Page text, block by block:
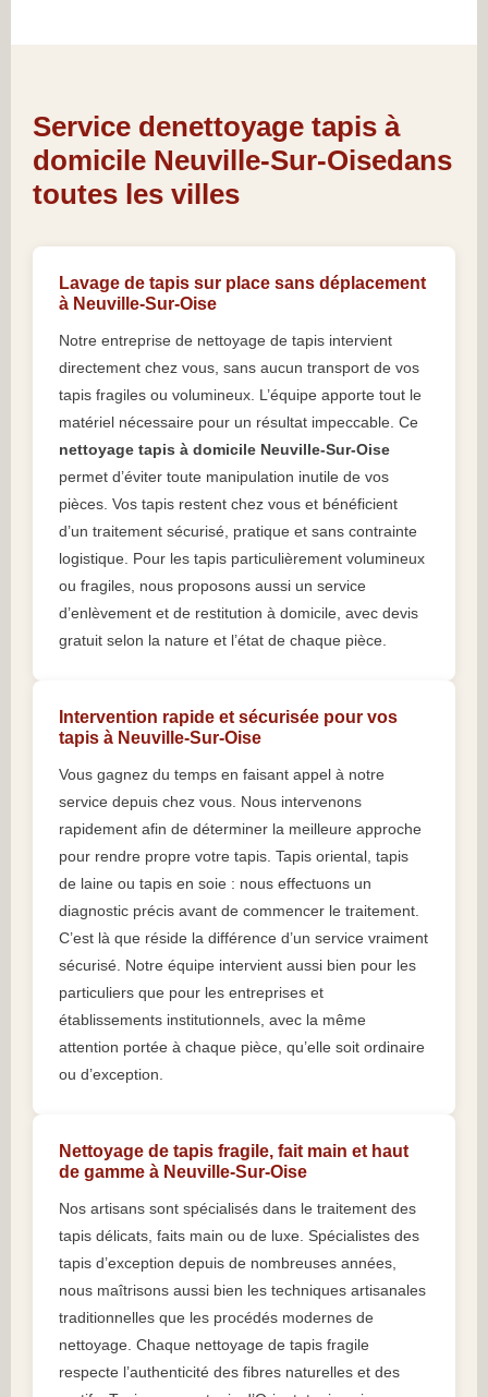
Service denettoyage tapis à
domicile Neuville-Sur-Oisedans
toutes les villes
Lavage de tapis sur place sans déplacement
à Neuville-Sur-Oise
Notre entreprise de nettoyage de tapis intervient
directement chez vous, sans aucun transport de vos
tapis fragiles ou volumineux. L’équipe apporte tout le
matériel nécessaire pour un résultat impeccable. Ce
nettoyage tapis à domicile Neuville-Sur-Oise
permet d’éviter toute manipulation inutile de vos
pièces. Vos tapis restent chez vous et bénéficient
d’un traitement sécurisé, pratique et sans contrainte
logistique. Pour les tapis particulièrement volumineux
ou fragiles, nous proposons aussi un service
d’enlèvement et de restitution à domicile, avec devis
gratuit selon la nature et l’état de chaque pièce.
Intervention rapide et sécurisée pour vos
tapis à Neuville-Sur-Oise
Vous gagnez du temps en faisant appel à notre
service depuis chez vous. Nous intervenons
rapidement afin de déterminer la meilleure approche
pour rendre propre votre tapis. Tapis oriental, tapis
de laine ou tapis en soie : nous effectuons un
diagnostic précis avant de commencer le traitement.
C’est là que réside la différence d’un service vraiment
sécurisé. Notre équipe intervient aussi bien pour les
particuliers que pour les entreprises et
établissements institutionnels, avec la même
attention portée à chaque pièce, qu’elle soit ordinaire
ou d’exception.
Nettoyage de tapis fragile, fait main et haut
de gamme à Neuville-Sur-Oise
Nos artisans sont spécialisés dans le traitement des
tapis délicats, faits main ou de luxe. Spécialistes des
tapis d’exception depuis de nombreuses années,
nous maîtrisons aussi bien les techniques artisanales
traditionnelles que les procédés modernes de
nettoyage. Chaque nettoyage de tapis fragile
respecte l’authenticité des fibres naturelles et des